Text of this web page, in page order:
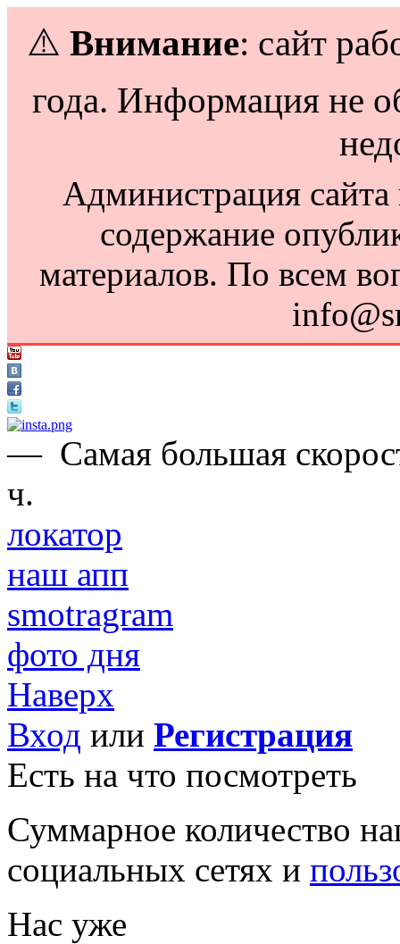
⚠️ Внимание: сайт
года. Информация не
Администрация сайта
содержание
материалов. По всем
— Самая большая
ч.
локатор
наш апп
smotragram
фото дня
Наверх
Вход или Регистрация
Есть на что посмотреть
Суммарное количество
социальных сетях и
Нас уже